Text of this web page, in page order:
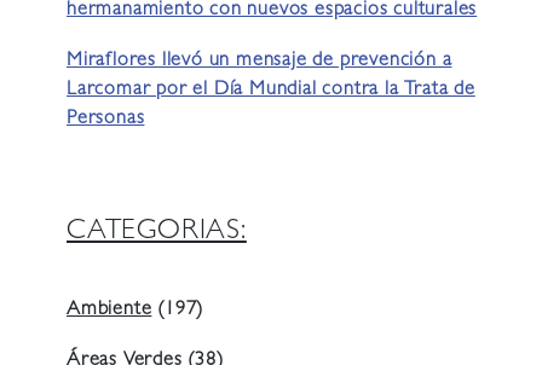
hermanamiento con nuevos espacios culturales
Miraflores llevó un mensaje de prevención a
Larcomar por el Día Mundial contra la Trata de
Personas
CATEGORIAS:
Ambiente(197)